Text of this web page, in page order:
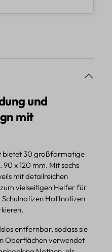
und
mit
bietet 30 großformatige
x 120 mm. Mit sechs
mit detailreichen
vielseitigen Helfer für
Haftnotizen
entfernbar, sodass sie
Oberflächen verwendet